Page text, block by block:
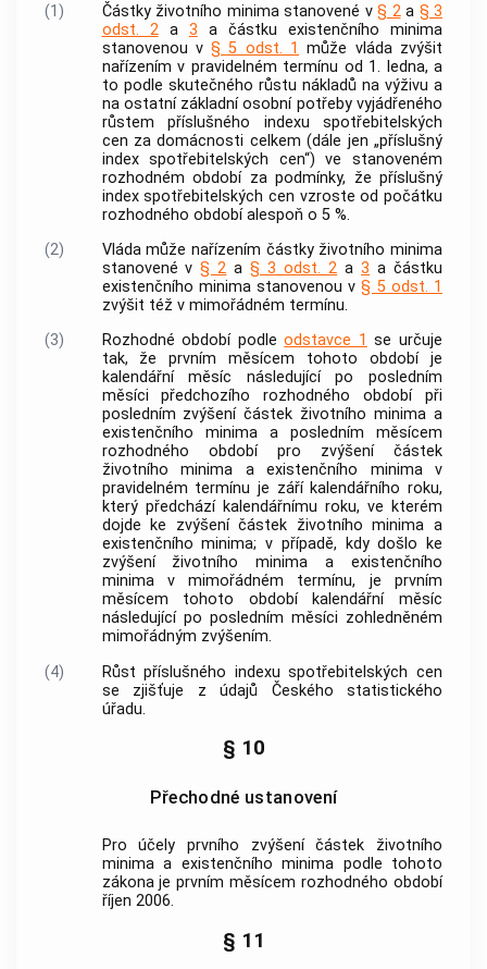
(1) Částky životního minima stanovené v § 2a § 3
odst. 2a 3 a částku existenčního minima
stanovenou v§ 5 odst. 1 může vláda zvýšit
nařízením v pravidelném termínu od 1. ledna, a
to podle skutečného růstu nákladů na výživu a
na ostatní základní osobní potřeby vyjádřeného
růstem příslušného indexu spotřebitelských
cen za domácnosti celkem (dále jen „příslušný
index spotřebitelských cen“) ve stanoveném
rozhodném období za podmínky, že příslušný
index spotřebitelských cen vzroste od počátku
rozhodného období alespoň o 5 %.
(2)
Vláda může nařízením částky životního minima
stanovené v§ 2 a§ 3 odst. 2 a3 a částku
existenčního minima stanovenou v§ 5 odst. 1
zvýšit též v mimořádném termínu.
(3)
Rozhodné období podleodstavce 1 se určuje
tak, že prvním měsícem tohoto období je
kalendářní měsíc následující po posledním
měsíci předchozího rozhodného období při
posledním zvýšení částek životního minima a
existenčního minima a posledním měsícem
rozhodného období pro zvýšení částek
životního minima a existenčního minima v
pravidelném termínu je září kalendářního roku,
který předchází kalendářnímu roku, ve kterém
dojde ke zvýšení částek životního minima a
existenčního minima; v případě, kdy došlo ke
zvýšení životního minima a existenčního
minima v mimořádném termínu, je prvním
měsícem tohoto období kalendářní měsíc
následující po posledním měsíci zohledněném
mimořádným zvýšením.
(4)
Růst příslušného indexu spotřebitelských cen
se zjišťuje z údajů Českého statistického
úřadu.
§ 10
Přechodné ustanovení
Pro účely prvního zvýšení částek životního
minima a existenčního minima podle tohoto
zákona je prvním měsícem rozhodného období
říjen 2006.
§ 11